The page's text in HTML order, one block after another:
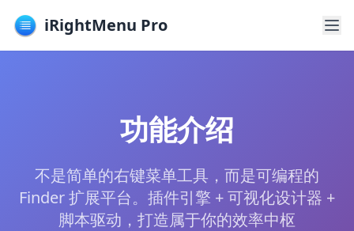
iRightMenu Pro
功能介绍
不是简单的右键菜单工具，而是可编程的
Finder 扩展平台。插件引擎 + 可视化设计器 +
脚本驱动，打造属于你的效率中枢